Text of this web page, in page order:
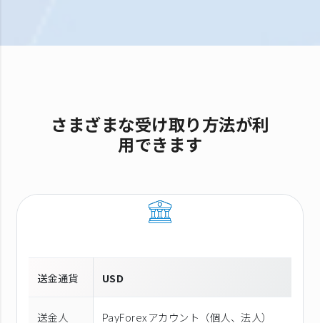
さまざまな受け取り方法が利
用できます
送金通貨 USD
送金人 PayForexアカウント（個⼈、法⼈）